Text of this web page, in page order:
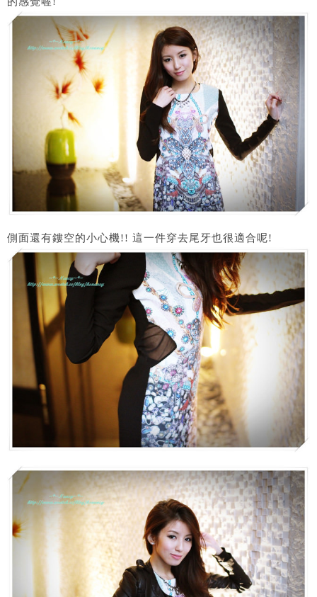
側面還有鏤空的小心機!! 這一件穿去尾牙也很適合呢!